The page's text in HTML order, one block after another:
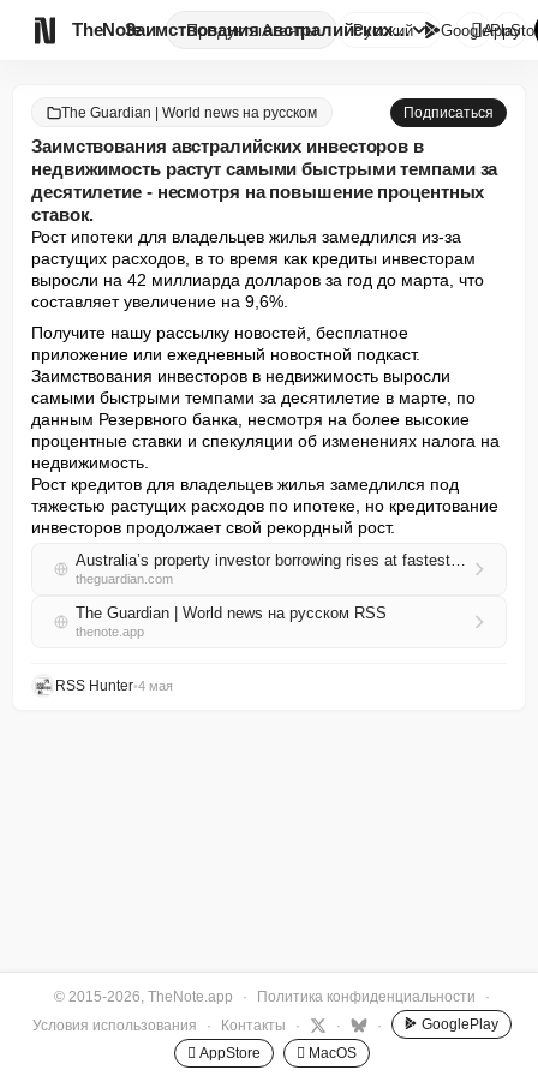
TheNote ПродуктыАгенты Заимствования австралийских ин...
Русский GooglePlay

The Guardian | World news на русском Подписаться
Заимствования австралийских инвесторов в
недвижимость растут самыми быстрыми темпами за
десятилетие - несмотря на повышение процентных
ставок.
Рост ипотеки для владельцев жилья замедлился из-за
растущих расходов, в то время как кредиты инвесторам
выросли на 42 миллиарда долларов за год до марта, что
составляет увеличение на 9,6%.
Получите нашу рассылку новостей, бесплатное
приложение или ежедневный новостной подкаст.
Заимствования инвесторов в недвижимость выросли
самыми быстрыми темпами за десятилетие в марте, по
данным Резервного банка, несмотря на более высокие
процентные ставки и спекуляции об изменениях налога на
недвижимость.
Рост кредитов для владельцев жилья замедлился под
тяжестью растущих расходов по ипотеке, но кредитование
инвесторов продолжает свой рекордный рост.
Australia’s property investor borrowing rises at fastest rate in a decade - despite interest rate rises
theguardian.com
The Guardian | World news на русском RSS
thenote.app
RSS Hunter•4 мая
© 2015-2026, TheNote.app · Политика конфиденциальности
·
Условия использования
· Контакты · · ·
GooglePlay
 AppStore
 MacOS